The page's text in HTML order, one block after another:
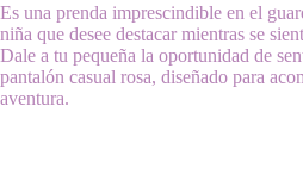
Es una prenda imprescindible en el
niña que desee destacar mientras se
Dale a tu pequeña la oportunidad de
pantalón casual rosa, diseñado para
aventura.